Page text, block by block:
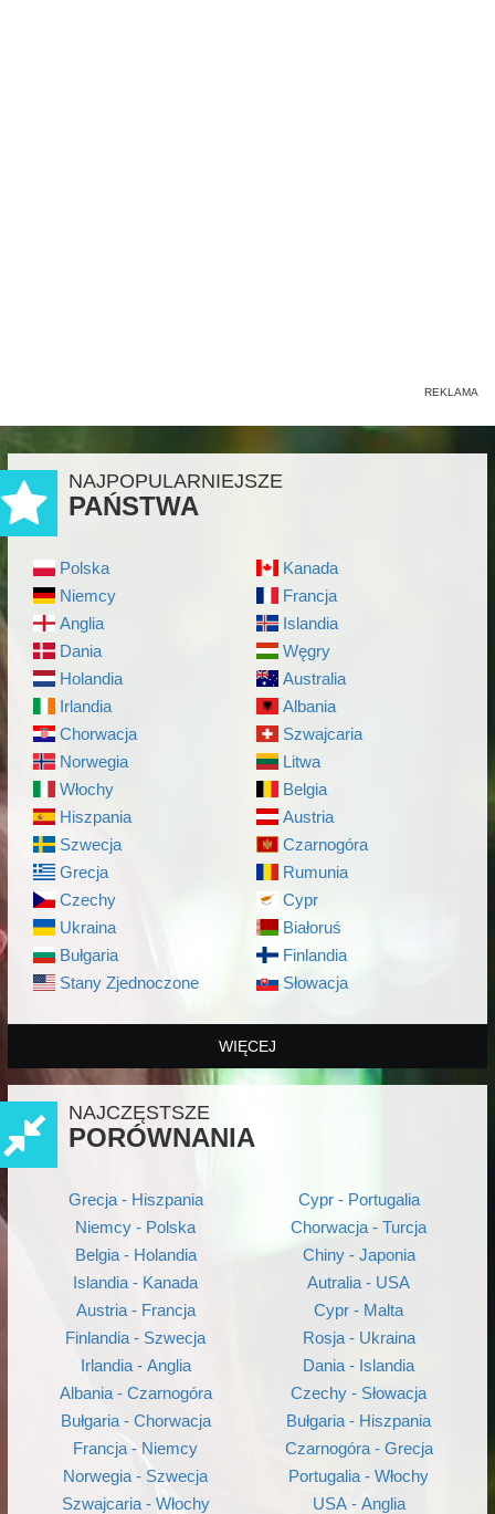
NAJPOPULARNIEJSZE
PAŃSTWA
Polska
Niemcy
Anglia
Dania
Holandia
Irlandia
Chorwacja
Norwegia
Włochy
Hiszpania
Szwecja
Grecja
Czechy
Ukraina
Bułgaria
Stany Zjednoczone
Kanada
Francja
Islandia
Węgry
Australia
Albania
Szwajcaria
Litwa
Belgia
Austria
Czarnogóra
Rumunia
Cypr
Białoruś
Finlandia
Słowacja
WIĘCEJ
NAJCZĘSTSZE
PORÓWNANIA
Grecja - Hiszpania
Niemcy - Polska
Belgia - Holandia
Islandia - Kanada
Austria - Francja
Finlandia - Szwecja
Irlandia - Anglia
Albania - Czarnogóra
Bułgaria - Chorwacja
Francja - Niemcy
Norwegia - Szwecja
Szwajcaria - Włochy
Cypr - Portugalia
Chorwacja - Turcja
Chiny - Japonia
Autralia - USA
Cypr - Malta
Rosja - Ukraina
Dania - Islandia
Czechy - Słowacja
Bułgaria - Hiszpania
Czarnogóra - Grecja
Portugalia - Włochy
USA - Anglia